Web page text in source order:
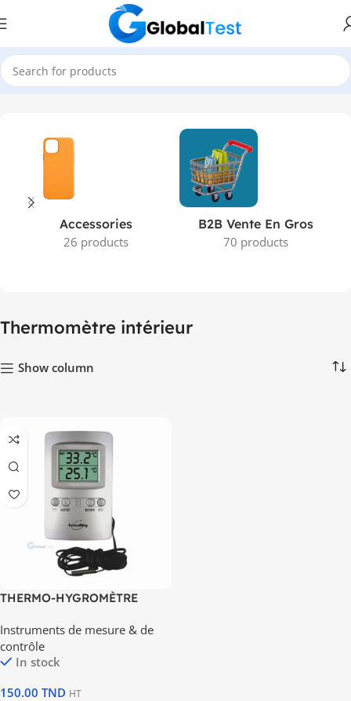
Accueil Produits identifiés “Thermomètre intérieur”
Accessories
26 products
B2B Vente En Gros
70 products
Thermomètre intérieur
Show column
THERMO-HYGROMÈTRE
Instruments de mesure & de
contrôle
In stock
150.00 TND HT